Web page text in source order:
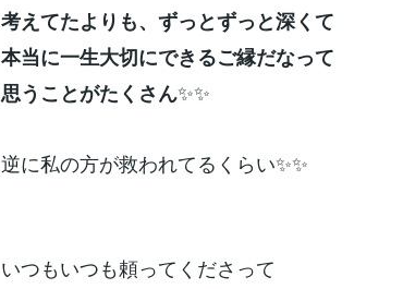
考えてたよりも、ずっとずっと深くて
本当に一生大切にできるご縁だなって
思うことがたくさん✨✨
逆に私の方が救われてるくらい✨✨
いつもいつも頼ってくださって